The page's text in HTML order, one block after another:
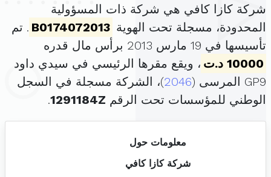
شركة كازا كافي هي شركة ذات المسؤولية
المحدودة، مسجلة تحت الهوية B0174072013 . تم
تأسيسها في 19 مارس 2013 برأس مال قدره
10000 د.ت
، ويقع مقرها الرئيسي في سيدي داود
GP9 المرسى (
2046)، الشركة مسجلة في السجل
الوطني للمؤسسات تحت الرقم 1291184Z
.
معلومات حول
شركة كازا كافي